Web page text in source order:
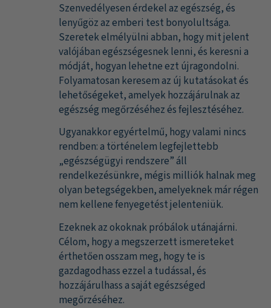
Szenvedélyesen érdekel az egészség, és
lenyűgöz az emberi test bonyolultsága.
Szeretek elmélyülni abban, hogy mit jelent
valójában egészségesnek lenni, és keresni a
módját, hogyan lehetne ezt újragondolni.
Folyamatosan keresem az új kutatásokat és
lehetőségeket, amelyek hozzájárulnak az
egészség megőrzéséhez és fejlesztéséhez.
Ugyanakkor egyértelmű, hogy valami nincs
rendben: a történelem legfejlettebb
„egészségügyi rendszere” áll
rendelkezésünkre, mégis milliók halnak meg
olyan betegségekben, amelyeknek már régen
nem kellene fenyegetést jelenteniük.
Ezeknek az okoknak próbálok utánajárni.
Célom, hogy a megszerzett ismereteket
érthetően osszam meg, hogy te is
gazdagodhass ezzel a tudással, és
hozzájárulhass a saját egészséged
megőrzéséhez.